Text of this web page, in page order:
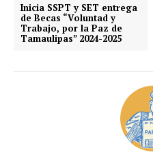
Inicia SSPT y SET entrega
de Becas “Voluntad y
Trabajo, por la Paz de
Tamaulipas” 2024-2025